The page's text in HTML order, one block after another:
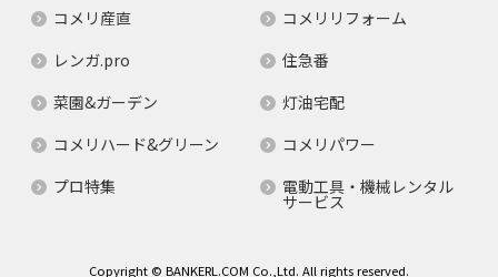
コメリ産直
コメリリフォーム
レンガ.pro
住急番
菜園&ガーデン
灯油宅配
コメリハード&グリーン
コメリパワー
プロ特集
電動工具・機械レンタル
サービス
Copyright © BANKERL.COM Co.,Ltd. All rights reserved.